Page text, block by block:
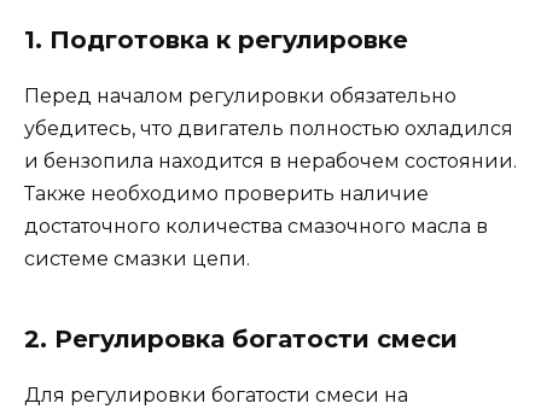
1. Подготовка к регулировке
Перед началом регулировки обязательно
убедитесь, что двигатель полностью охладился
и бензопила находится в нерабочем состоянии.
Также необходимо проверить наличие
достаточного количества смазочного масла в
системе смазки цепи.
2. Регулировка богатости смеси
Для регулировки богатости смеси на